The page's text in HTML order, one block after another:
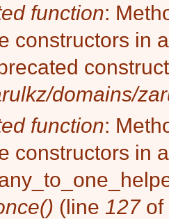
function:
constructors in
domains/
function:
constructors in
(line 127of